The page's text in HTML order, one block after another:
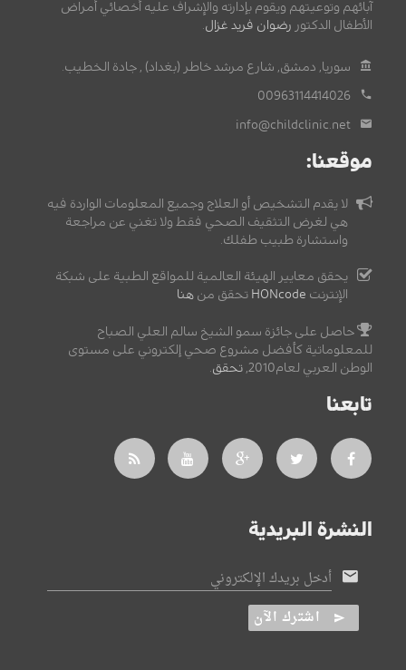
آبائهم وتوعيتهم ويقوم بإدارته والإشراف عليه أخصائي أمراض
الأطفال الدكتور رضوان فريد غزال.
سوريا, دمشق, شارع مرشد خاطر (بغداد) , جادة الخطيب.
00963114414026
info@childclinic.net
موقعنا:
لا يقدم التشخيص أو العلاج وجميع المعلومات الواردة فيه
هي لغرض التثقيف الصحي فقط ولا تغني عن مراجعة
واستشارة طبيب طفلك.
يحقق معايير الهيئة العالمية للمواقع الطبية على شبكة
الإنترنت HONcode تحقق من هنا
حاصل على جائزة سمو الشيخ سالم العلي الصباح
للمعلوماتية كأفضل مشروع صحي إلكتروني على مستوى
الوطن العربي لعام2010,
تحقق.
تابعنا
النشرة البريدية
أدخل بريدك الإلكتروني
اشترك الآن